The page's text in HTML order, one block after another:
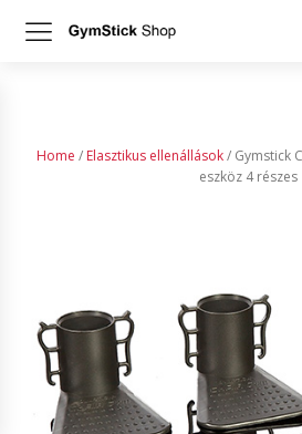
Home / Elasztikus ellenállások/ Gymstick
eszköz 4 részes